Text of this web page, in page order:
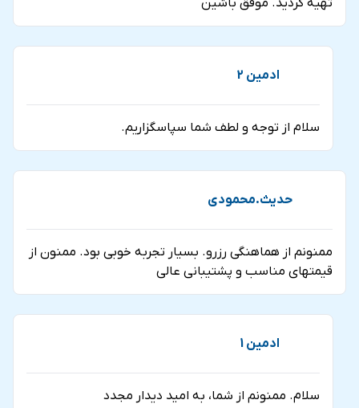
تهیه کردید. موفق باشین
ادمین 2
سلام از توجه و لطف شما سپاسگزاریم.
حدیث.محمودی
ممنونم از هماهنگی رزرو. بسیار تجربه خوبی بود. ممنون از
قیمتهای مناسب و پشتیبانی عالی
ادمین 1
سلام. ممنونم از شما، به امید دیدار مجدد